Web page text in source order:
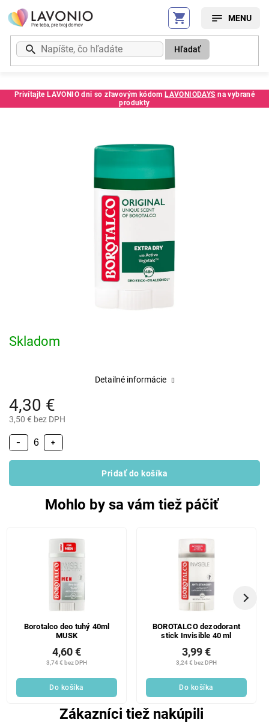
Prejsť
na
obsah
Privítajte LAVONIO dni so zľavovým kódom LAVONIODAYS na vybrané
produkty
Hľadať
Kód: 2219SS
4,30 €
3,50 € bez DPH
Skladom
+
−
Pridať do košíka
Detailné informácie
Mohlo by sa vám tiež páčiť
Borotalco deo tuhý 40ml
MUSK
3,74 € bez DPH
4,60 €
Do košíka
BOROTALCO dezodorant
stick Invisible 40 ml
3,24 € bez DPH
3,99 €
Do košíka
Zákazníci tiež nakúpili